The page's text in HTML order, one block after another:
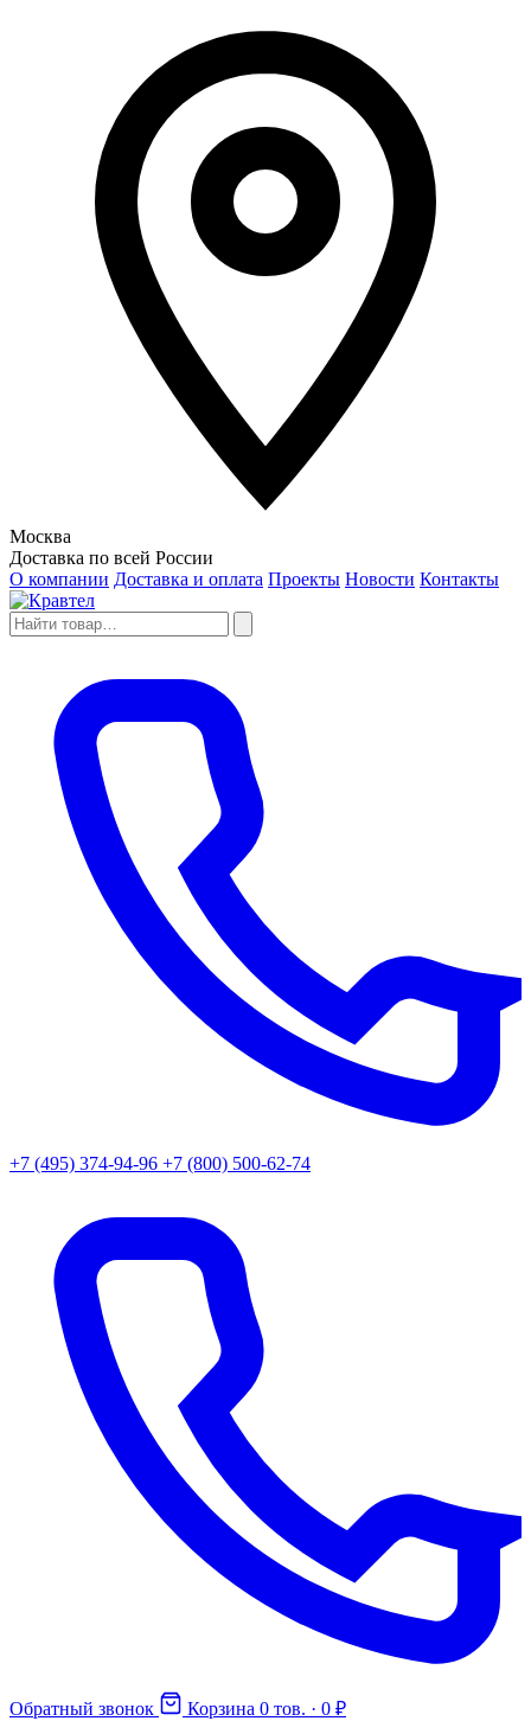
Москва
Доставка по всей России
О компании Доставка и оплата Проекты Новости Контакты
+7 (495) 374-94-96 +7 (800) 500-62-74
Обратный звонок Корзина 0 тов. · 0 ₽